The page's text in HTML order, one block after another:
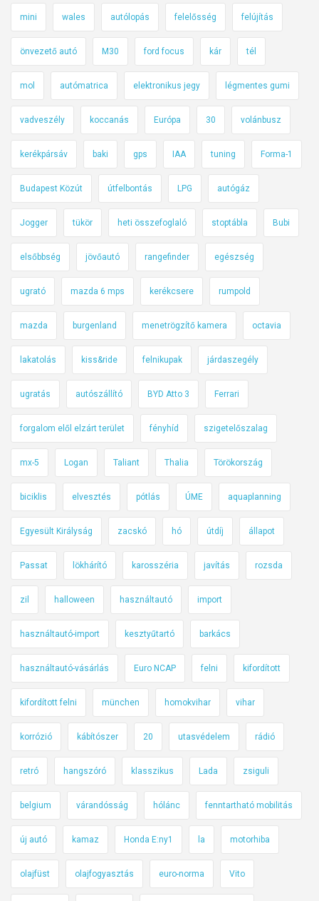
mini wales autólopás felelősség felújítás
önvezető autó M30 ford focus kár tél
mol autómatrica elektronikus jegy légmentes gumi
vadveszély koccanás Európa 30 volánbusz
kerékpársáv baki gps IAA tuning Forma-1
Budapest Közút útfelbontás LPG autógáz
Jogger tükör heti összefoglaló stoptábla Bubi
elsőbbség jövőautó rangefinder egészség
ugrató mazda 6 mps kerékcsere rumpold
mazda burgenland menetrögzítő kamera octavia
lakatolás kiss&ride felnikupak járdaszegély
ugratás autószállító BYD Atto 3 Ferrari
forgalom elől elzárt terület fényhíd szigetelőszalag
mx-5 Logan Taliant Thalia Törökország
biciklis elvesztés pótlás ÚME aquaplanning
Egyesült Királyság zacskó hó útdíj állapot
Passat lökhárító karosszéria javítás rozsda
zil halloween használtautó import
használtautó-import kesztyűtartó barkács
használtautó-vásárlás Euro NCAP felni kifordított
kifordított felni münchen homokvihar vihar
korrózió kábítószer 20 utasvédelem rádió
retró hangszóró klasszikus Lada zsiguli
belgium várandósság hólánc fenntartható mobilitás
új autó kamaz Honda E:ny1 la motorhiba
olajfüst olajfogyasztás euro-norma Vito